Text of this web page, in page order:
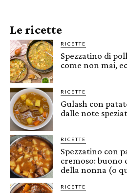
Le ricette
RICETTE
Spezzatino di
come non mai,
RICETTE
Gulash con
dalle note
RICETTE
Spezzatino con
cremoso: buono
della nonna (o
RICETTE